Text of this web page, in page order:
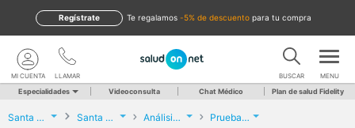
te regalamos -5% de descuento para tu compra
Regístrate
LLAMAR
MI CUENTA BUSCAR MENU
Especialidades Videoconsulta Chat Médico Plan de salud Fidelity
Santa Cruz de Tenerife Santa Cruz de la Palma Análisis Clínicos Prueba de calprotectina en heces